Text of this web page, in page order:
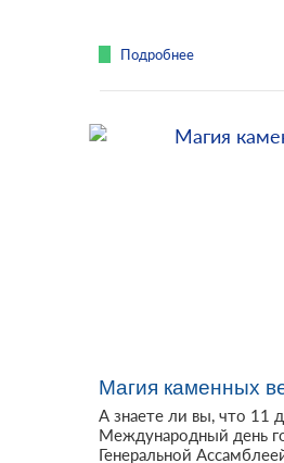
Подробнее
Магия каменных
А знаете ли вы, что 11
Международный день
Генеральной